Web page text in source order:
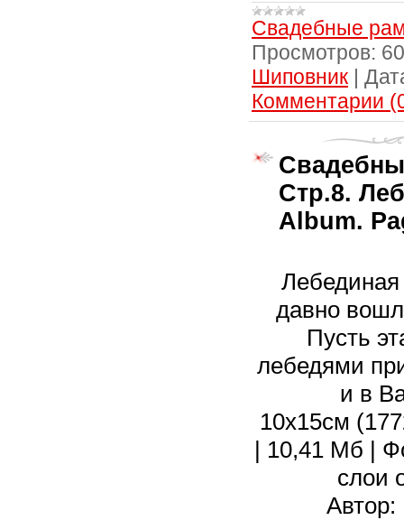
Свадебные
Просмотров:
Шиповник |
Комментарии
Стр.8.
Album.
Лебединая
давно
Пусть
лебедями
и в
10х15см
| 10,41 Мб |
слои